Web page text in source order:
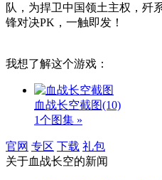
队，为捍卫中国领土主权，歼
锋对决PK，一触即发！
我想了解这个游戏：
血战长空截图(10)
1个图集 »
官网 专区 下载 礼包
关于血战长空的新闻